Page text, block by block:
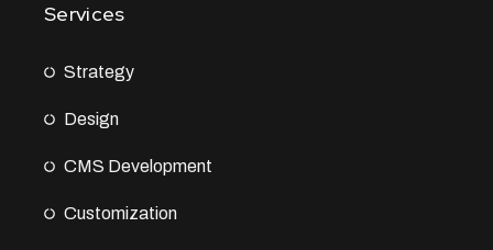
Services
Strategy
Design
CMS Development
Customization